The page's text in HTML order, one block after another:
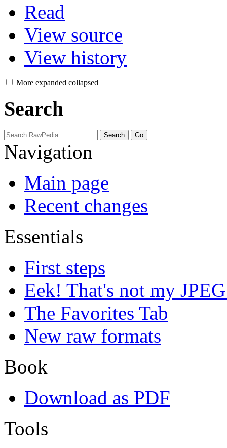
Read
View source
View history
More expanded collapsed
Search
Navigation
Main page
Recent changes
Essentials
First steps
Eek! That's not my
The Favorites Tab
New raw formats
Book
Download as PDF
Tools